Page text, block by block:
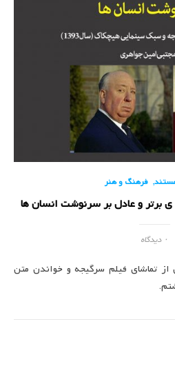
, فرهنگ و هنر
برتر و عادل بر سرنوشت انسان ها
۰ دیدگاه